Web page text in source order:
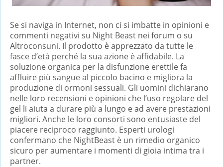
Se si naviga in Internet, non ci si imbatte in opinioni e
commenti negativi su Night Beast nei forum o su
Altroconsuni. Il prodotto è apprezzato da tutte le
fasce d’età perché la sua azione è affidabile. La
soluzione organica per la disfunzione erettile fa
affluire più sangue al piccolo bacino e migliora la
produzione di ormoni sessuali. Gli uomini dichiarano
nelle loro recensioni e opinioni che l’uso regolare del
gel li aiuta a durare più a lungo e ad avere prestazioni
migliori. Anche le loro consorti sono entusiaste del
piacere reciproco raggiunto. Esperti urologi
confermano che NightBeast è un rimedio organico
sicuro per aumentare i momenti di gioia intima tra i
partner.